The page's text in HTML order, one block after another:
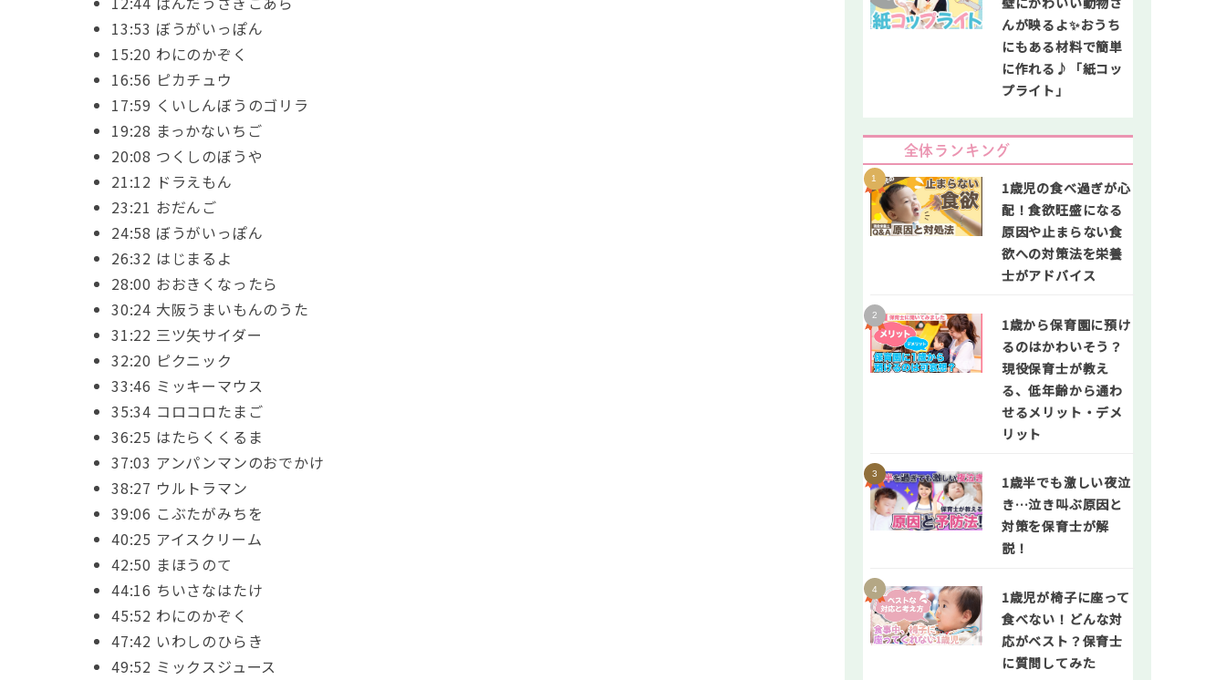
13:53 ぼうがいっぽん
15:20 わにのかぞく
16:56 ピカチュウ
17:59 くいしんぼうのゴリラ
19:28 まっかないちご
20:08 つくしのぼうや
21:12 ドラえもん
23:21 おだんご
24:58 ぼうがいっぽん
26:32 はじまるよ
28:00 おおきくなったら
30:24 大阪うまいもんのうた
31:22 三ツ矢サイダー
32:20 ピクニック
33:46 ミッキーマウス
35:34 コロコロたまご
36:25 はたらくくるま
37:03 アンパンマンのおでかけ
38:27 ウルトラマン
39:06 こぶたがみちを
40:25 アイスクリーム
42:50 まほうのて
44:16 ちいさなはたけ
45:52 わにのかぞく
47:42 いわしのひらき
49:52 ミックスジュース
んが映るよ✨おうち
にもある材料で簡単
に作れる♪「紙コッ
プライト」
全体ランキング
1歳児の食べ過ぎが心
配！食欲旺盛になる
原因や止まらない食
欲への対策法を栄養
士がアドバイス
1歳から保育園に預け
るのはかわいそう？
現役保育士が教え
る、低年齢から通わ
せるメリット・デメ
リット
1歳半でも激しい夜泣
き…泣き叫ぶ原因と
対策を保育士が解
説！
1歳児が椅子に座って
食べない！どんな対
応がベスト？保育士
に質問してみた